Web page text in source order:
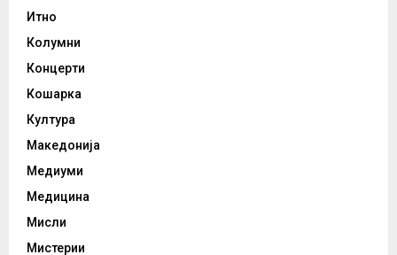
Итно
Колумни
Концерти
Кошарка
Култура
Македонија
Медиуми
Медицина
Мисли
Мистерии